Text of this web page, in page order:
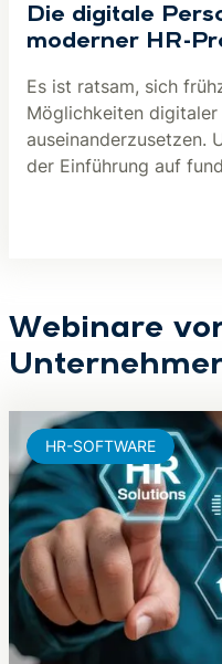
Die digitale
moderner HR-
Es ist ratsam, sich
Möglichkeiten digitaler
auseinanderzusetzen.
der Einführung auf
Webinare
HR-SOFTWARE